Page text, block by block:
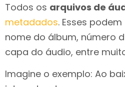
Todos os arquivos de
metadados. Esses
nome do álbum, número
capa do áudio, entre
Imagine o exemplo: Ao